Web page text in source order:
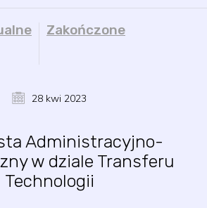
Zakończone
28 kwi 2023
Administracyjno-
w dziale Transferu
Technologii